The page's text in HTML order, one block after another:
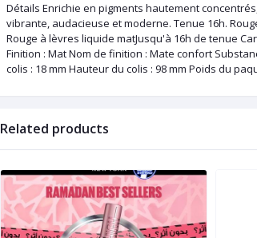
Détails Enrichie en pigments hautement
vibrante, audacieuse et moderne. Tenue 16h.
Rouge à lèvres liquide matJusqu'à 16h de tenue
Finition : Mat Nom de finition : Mate confort
colis : 18 mm Hauteur du colis : 98 mm Poids du
Related products